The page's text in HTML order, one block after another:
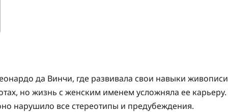
да Винчи, где развивала свои навыки живописи
но жизнь с женским именем усложняла ее карьеру.
нарушило все стереотипы и предубеждения.